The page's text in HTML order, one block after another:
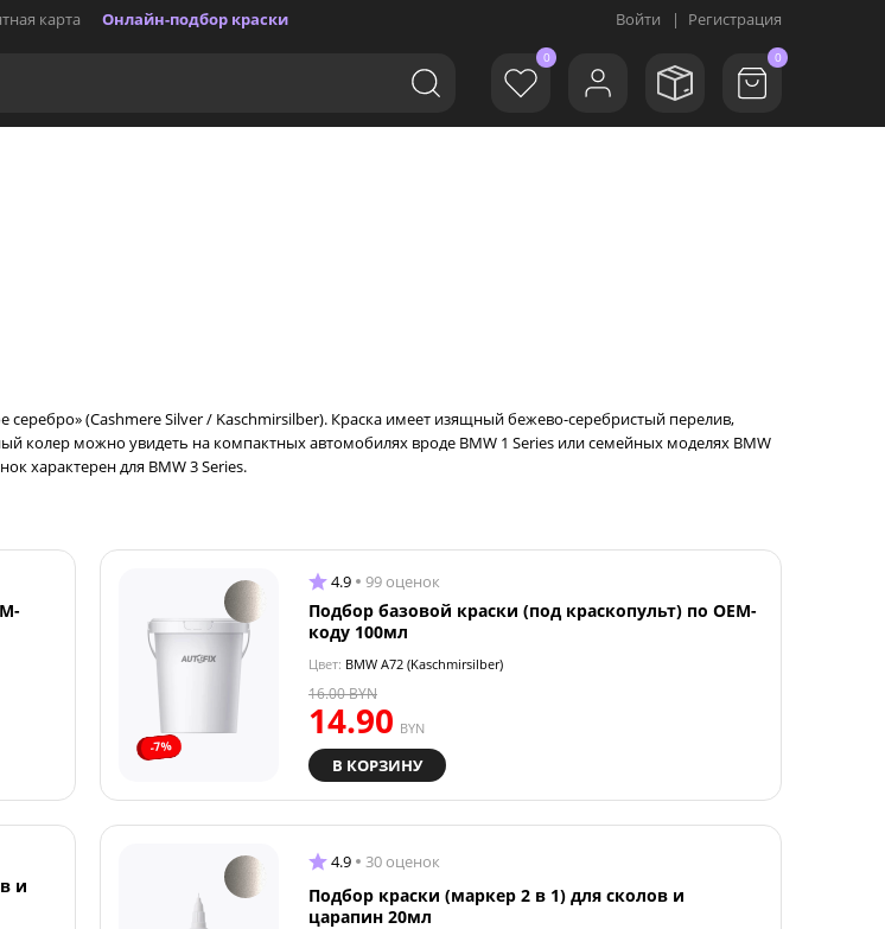
карта Онлайн-подбор краски Войти | Регистрация
0 0
(Cashmere Silver / Kaschmirsilber). Краска имеет изящный бежево-серебристый перелив,
колер можно увидеть на компактных автомобилях вроде BMW 1 Series или семейных моделях BMW
характерен для BMW 3 Series.
-7%
4.9 99 оценок
Подбор базовой краски (под краскопульт) по OEM-
коду 100мл
Цвет: BMW A72 (Kaschmirsilber)
14.90 BYN
16.00BYN
В КОРЗИНУ
и
4.9 30 оценок
Подбор краски (маркер 2 в 1) для сколов и
царапин 20мл